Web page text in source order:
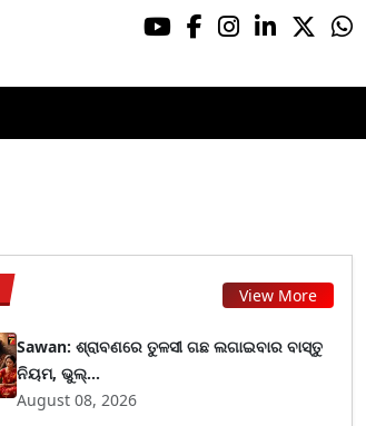
View More
Sawan: ଶ୍ରାବଣରେ ତୁଳସୀ ଗଛ ଲଗାଇବାର ବାସ୍ତୁ
ନିୟମ, ଭୁଲ୍...
August 08, 2026